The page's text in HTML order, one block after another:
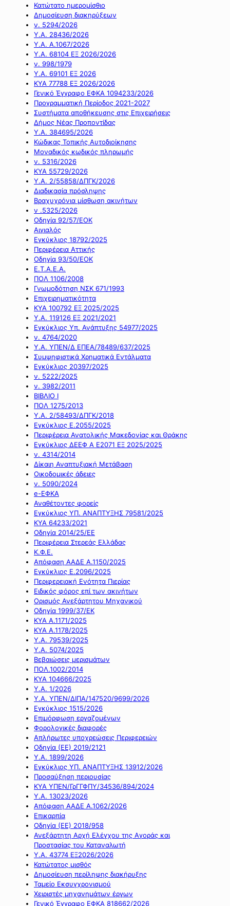
Κατώτατο ημερομίσθιο
Δημοσίευση διακηρύξεων
ν. 5294/2026
Υ.Α. 28436/2026
Υ.Α. Α.1067/2026
Υ.Α. 68104 ΕΞ 2026/2026
ν. 998/1979
Υ.Α. 69101 ΕΞ 2026
ΚΥΑ 77788 ΕΞ 2026/2026
Γενικό Έγγραφο ΕΦΚΑ 1094233/2026
Προγραμματική Περίοδος 2021-2027
Συστήματα αποθήκευσης στις Επιχειρήσεις
Δήμος Νέας Προποντίδας
Υ.Α. 384695/2026
Κώδικας Τοπικής Αυτοδιοίκησης
Μοναδικός κωδικός πληρωμής
ν. 5316/2026
ΚΥΑ 55729/2026
Υ.Α. 2/55858/ΔΠΓΚ/2026
Διαδικασία πρόσληψης
Βραχυχρόνια μίσθωση ακινήτων
ν .5325/2026
Οδηγία 92/57/ΕΟΚ
Αιγιαλός
Εγκύκλιος 18792/2025
Περιφέρεια Αττικής
Οδηγία 93/50/ΕΟΚ
Ε.Τ.Α.Ε.Α.
ΠΟΛ 1106/2008
Γνωμοδότηση ΝΣΚ 671/1993
Επιχειρηματικότητα
ΚΥΑ 100792 ΕΞ 2025/2025
Υ.Α. 119126 ΕΞ 2021/2021
Εγκύκλιος Υπ. Ανάπτυξης 54977/2025
ν. 4764/2020
Υ.Α. ΥΠΕΝ/Δ ΕΠΕΑ/78489/637/2025
Συμψηφιστικά Χρηματικά Εντάλματα
Εγκύκλιος 20397/2025
ν. 5222/2025
ν. 3982/2011
ΒΙΒΛΙΟ Ι
ΠΟΛ 1275/2013
Υ.Α. 2/58493/ΔΠΓΚ/2018
Εγκύκλιος Ε.2055/2025
Περιφέρεια Ανατολικής Μακεδονίας και Θράκης
Εγκύκλιος ΔΕΕΦ Α Ε2071 ΕΞ 2025/2025
ν. 4314/2014
Δίκαιη Αναπτυξιακή Μετάβαση
Οικοδομικές άδειες
ν. 5090/2024
e-ΕΦΚΑ
Αναθέτοντες φορείς
Εγκύκλιος ΥΠ. ΑΝΑΠΤΥΞΗΣ 79581/2025
ΚΥΑ 64233/2021
Οδηγία 2014/25/ΕΕ
Περιφέρεια Στερεάς Ελλάδας
Κ.Φ.Ε.
Απόφαση ΑΑΔΕ Α.1150/2025
Εγκύκλιος Ε.2096/2025
Περιφερειακή Ενότητα Πιερίας
Ειδικός φόρος επί των ακινήτων
Ορισμός Ανεξάρτητου Μηχανικού
Οδηγία 1999/37/ΕΚ
ΚΥΑ Α.1171/2025
ΚΥΑ Α.1178/2025
Υ.Α. 79539/2025
Υ.Α. 5074/2025
Βεβαιώσεις μερισμάτων
ΠΟΛ.1002/2014
ΚΥΑ 104666/2025
Υ.Α. 1/2026
Υ.Α. ΥΠΕΝ/ΔΙΠΑ/147520/9699/2026
Εγκύκλιος 1515/2026
Επιμόρφωση εργαζομένων
Φορολογικές διαφορές
Απλήρωτες υποχρεώσεις Περιφερειών
Οδηγία (ΕΕ) 2019/2121
Υ.Α. 1899/2026
Εγκύκλιος ΥΠ. ΑΝΑΠΤΥΞΗΣ 13912/2026
Προσαύξηση περιουσίας
ΚΥΑ ΥΠΕΝ/ΓρΓΓΦΠΥ/34536/894/2024
Υ.Α. 13023/2026
Απόφαση ΑΑΔΕ Α.1062/2026
Επικαρπία
Οδηγία (ΕΕ) 2018/958
Ανεξάρτητη Αρχή Ελέγχου της Αγοράς και
Προστασίας του Καταναλωτή
Υ.Α. 43774 ΕΞ2026/2026
Κατώτατος μισθός
Δημοσίευση περίληψης διακήρυξης
Ταμείο Εκσυγχρονισμού
Χειριστές μηχανημάτων έργων
Γενικό Έγγραφο ΕΦΚΑ 818662/2026